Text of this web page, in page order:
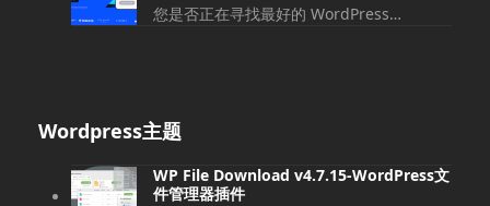
您是否正在寻找最好的 WordPress…
Wordpress主题
WP File Download v4.7.15-WordPress文
件管理器插件